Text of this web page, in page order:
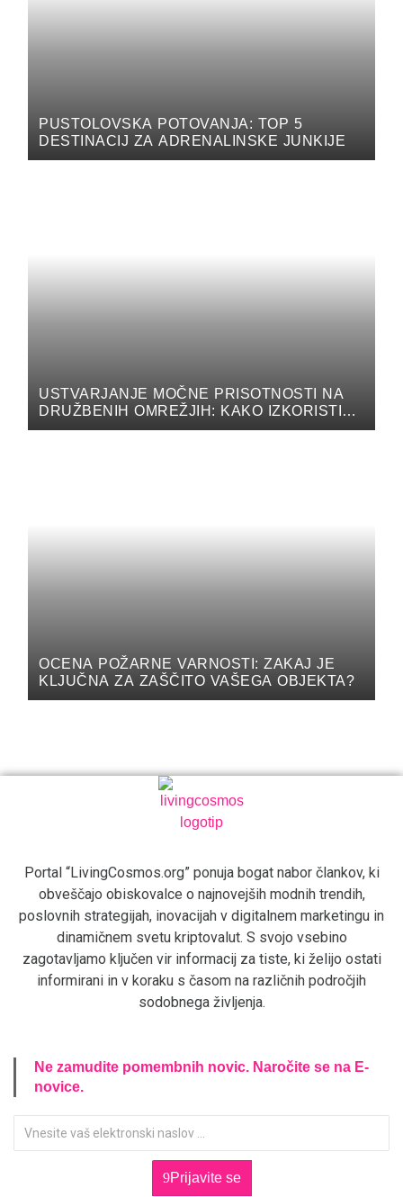
PUSTOLOVSKA POTOVANJA: TOP 5
DESTINACIJ ZA ADRENALINSKE JUNKIJE
USTVARJANJE MOČNE PRISOTNOSTI NA
DRUŽBENIH OMREŽJIH: KAKO IZKORISTITI
MOČ DIGITALNEGA MARKETINGA ZA
OCENA POŽARNE VARNOSTI: ZAKAJ JE
KLJUČNA ZA ZAŠČITO VAŠEGA OBJEKTA?
Portal “LivingCosmos.org” ponuja bogat nabor člankov, ki
obveščajo obiskovalce o najnovejših modnih trendih,
poslovnih strategijah, inovacijah v digitalnem marketingu in
dinamičnem svetu kriptovalut. S svojo vsebino
zagotavljamo ključen vir informacij za tiste, ki želijo ostati
informirani in v koraku s časom na različnih področjih
sodobnega življenja.
Ne zamudite pomembnih novic. Naročite se na E-
novice.
Prijavite se